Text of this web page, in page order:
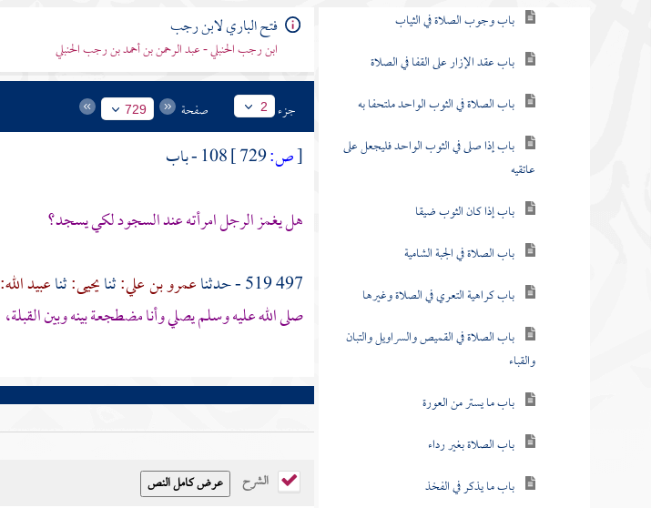
باب وجوب الصلاة في الثياب
باب عقد الإزار على القفا في الصلاة
باب الصلاة في الثوب الواحد ملتحفا به
باب إذا صلى في الثوب الواحد فليجعل على
عاتقيه
باب إذا كان الثوب ضيقا
باب الصلاة في الجبة الشامية
باب كراهية التعري في الصلاة وغيرها
باب الصلاة في القميص والسراويل والتبان
والقباء
باب ما يستر من العورة
باب الصلاة بغير رداء
باب ما يذكر في الفخذ
فتح الباري لابن رجب
ابن رجب الحنبلي - عبد الرحمن بن أحمد بن رجب الحنبلي
جزء 2 صفحة 729
[ص:
108 - باب
هل يغمز الرجل امرأته عند السجود لكي يسجد؟
497 519 - حدثنا
عمرو بن علي:ثنايحيى:ثناعبيد الله:
صلى الله عليه وسلم يصلي وأنا مضطجعة بينه وبين القبلة،
الشرح